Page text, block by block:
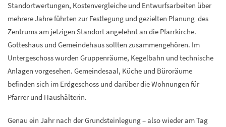
Standortwertungen, Kostenvergleiche und Entwurfsarbeiten über
mehrere Jahre führten zur Festlegung und gezielten Planung des
Zentrums am jetzigen Standort angelehnt an die Pfarrkirche.
Gotteshaus und Gemeindehaus sollten zusammengehören. Im
Untergeschoss wurden Gruppenräume, Kegelbahn und technische
Anlagen vorgesehen. Gemeindesaal, Küche und Büroräume
befinden sich im Erdgeschoss und darüber die Wohnungen für
Pfarrer und Haushälterin.
Genau ein Jahr nach der Grundsteinlegung – also wieder am Tag